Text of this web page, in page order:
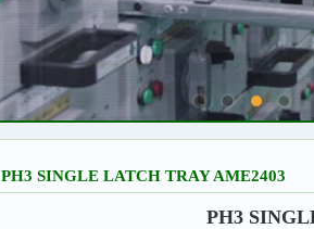
PH3 SINGLE LATCH TRAY AME2403
PH3